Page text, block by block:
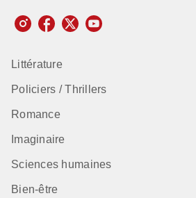
Littérature
Policiers / Thrillers
Romance
Imaginaire
Sciences humaines
Bien-être